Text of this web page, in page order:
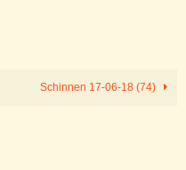
Schinnen 17-06-18 (74)